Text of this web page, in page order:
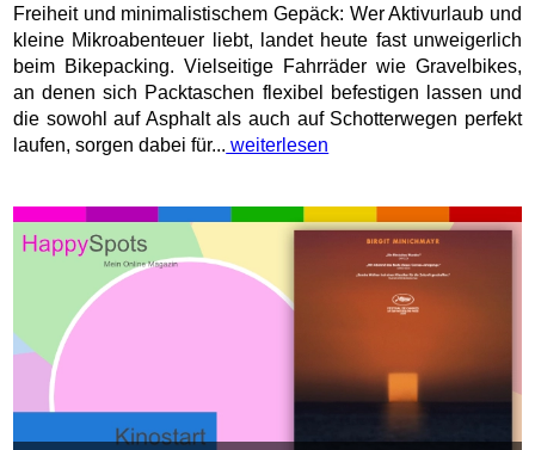
Freiheit und minimalistischem Gepäck: Wer Aktivurlaub und
kleine Mikroabenteuer liebt, landet heute fast unweigerlich
beim Bikepacking. Vielseitige Fahrräder wie Gravelbikes,
an denen sich Packtaschen flexibel befestigen lassen und
die sowohl auf Asphalt als auch auf Schotterwegen perfekt
laufen, sorgen dabei für... weiterlesen